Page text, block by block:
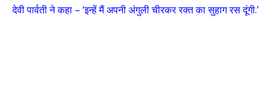
देवी पार्वती ने कहा – ‘इन्हें मैं अपनी अंगुली चीरकर रक्त का सुहाग रस दूंगी.’